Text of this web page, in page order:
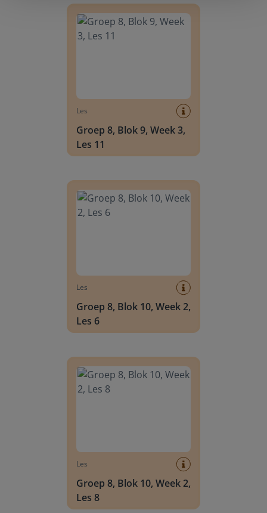
Les
Groep 8, Blok 9, Week 3,
Les 11
Les
Groep 8, Blok 10, Week 2,
Les 6
Les
Groep 8, Blok 10, Week 2,
Les 8